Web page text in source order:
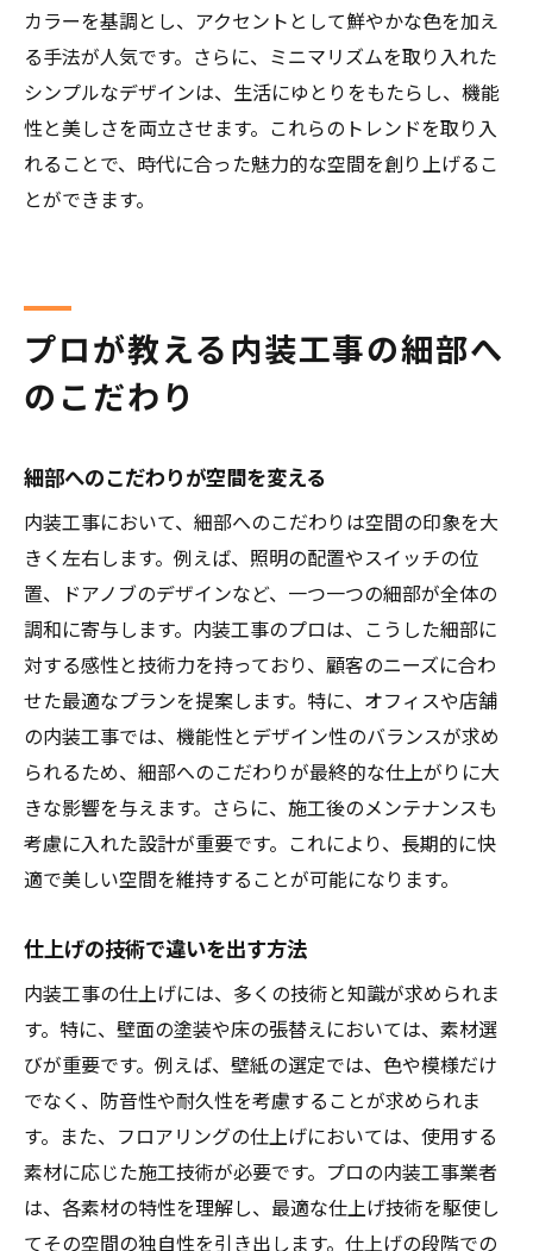
カラーを基調とし、アクセントとして鮮やかな色を加え
る手法が人気です。さらに、ミニマリズムを取り入れた
シンプルなデザインは、生活にゆとりをもたらし、機能
性と美しさを両立させます。これらのトレンドを取り入
れることで、時代に合った魅力的な空間を創り上げるこ
とができます。
プロが教える内装工事の細部へ
のこだわり
細部へのこだわりが空間を変える
内装工事において、細部へのこだわりは空間の印象を大
きく左右します。例えば、照明の配置やスイッチの位
置、ドアノブのデザインなど、一つ一つの細部が全体の
調和に寄与します。内装工事のプロは、こうした細部に
対する感性と技術力を持っており、顧客のニーズに合わ
せた最適なプランを提案します。特に、オフィスや店舗
の内装工事では、機能性とデザイン性のバランスが求め
られるため、細部へのこだわりが最終的な仕上がりに大
きな影響を与えます。さらに、施工後のメンテナンスも
考慮に入れた設計が重要です。これにより、長期的に快
適で美しい空間を維持することが可能になります。
仕上げの技術で違いを出す方法
内装工事の仕上げには、多くの技術と知識が求められま
す。特に、壁面の塗装や床の張替えにおいては、素材選
びが重要です。例えば、壁紙の選定では、色や模様だけ
でなく、防音性や耐久性を考慮することが求められま
す。また、フロアリングの仕上げにおいては、使用する
素材に応じた施工技術が必要です。プロの内装工事業者
は、各素材の特性を理解し、最適な仕上げ技術を駆使し
てその空間の独自性を引き出します。仕上げの段階での